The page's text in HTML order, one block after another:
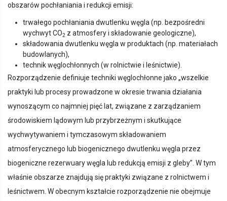
obszarów pochłaniania i redukcji emisji:
trwałego pochłaniania dwutlenku węgla (np. bezpośredni
wychwyt CO2 z atmosfery i składowanie geologiczne),
składowania dwutlenku węgla w produktach (np. materiałach
budowlanych),
technik węglochłonnych (w rolnictwie i leśnictwie).
Rozporządzenie definiuje techniki węglochłonne jako „wszelkie
praktyki lub procesy prowadzone w okresie trwania działania
wynoszącym co najmniej pięć lat, związane z zarządzaniem
środowiskiem lądowym lub przybrzeżnym i skutkujące
wychwytywaniem i tymczasowym składowaniem
atmosferycznego lub biogenicznego dwutlenku węgla przez
biogeniczne rezerwuary węgla lub redukcją emisji z gleby”. W tym
właśnie obszarze znajdują się praktyki związane z rolnictwem i
leśnictwem. W obecnym kształcie rozporządzenie nie obejmuje